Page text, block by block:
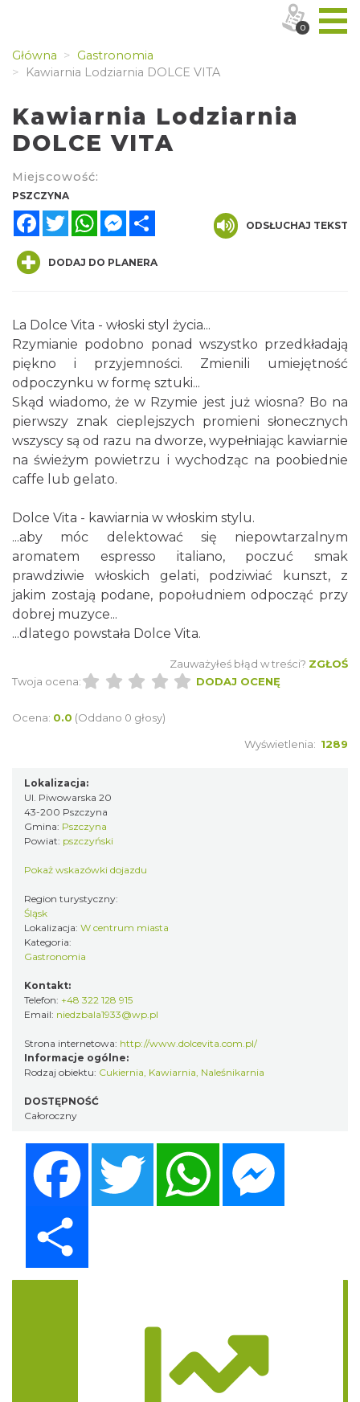
Główna
Gastronomia
Kawiarnia Lodziarnia DOLCE VITA
Kawiarnia Lodziarnia
DOLCE VITA
Miejscowość:
PSZCZYNA
FacebookTwitterWhatsAppMessenger
ODSŁUCHAJ TEKST
DODAJ DO PLANERA
La Dolce Vita - włoski styl życia...
Rzymianie podobno ponad wszystko przedkładają
piękno i przyjemności. Zmienili umiejętność
odpoczynku w formę sztuki...
Skąd wiadomo, że w Rzymie jest już wiosna? Bo na
pierwszy znak cieplejszych promieni słonecznych
wszyscy są od razu na dworze, wypełniając kawiarnie
na świeżym powietrzu i wychodząc na poobiednie
caffe lub gelato.
Dolce Vita - kawiarnia w włoskim stylu.
...aby móc delektować się niepowtarzalnym
aromatem espresso italiano, poczuć smak
prawdziwie włoskich gelati, podziwiać kunszt, z
jakim zostają podane, popołudniem odpocząć przy
dobrej muzyce...
...dlatego powstała Dolce Vita.
Zauważyłeś błąd w treści? ZGŁOŚ
Twoja ocena:
DODAJ OCENĘ
Ocena: 0.0 (Oddano 0 głosy)
Wyświetlenia: 1289
Lokalizacja:
Ul. Piwowarska 20
43-200 Pszczyna
Gmina: Pszczyna
Powiat: pszczyński
Pokaż wskazówki dojazdu
Region turystyczny:
Śląsk
Lokalizacja: W centrum miasta
Kategoria:
Gastronomia
Kontakt:
Telefon: +48 322 128 915
Email: niedzbala1933@wp.pl
Strona internetowa: http://www.dolcevita.com.pl/
Informacje ogólne:
Rodzaj obiektu: Cukiernia, Kawiarnia, Naleśnikarnia
DOSTĘPNOŚĆ
Całoroczny
Twitter WhatsApp
0